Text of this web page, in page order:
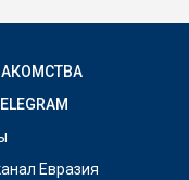
Евразия